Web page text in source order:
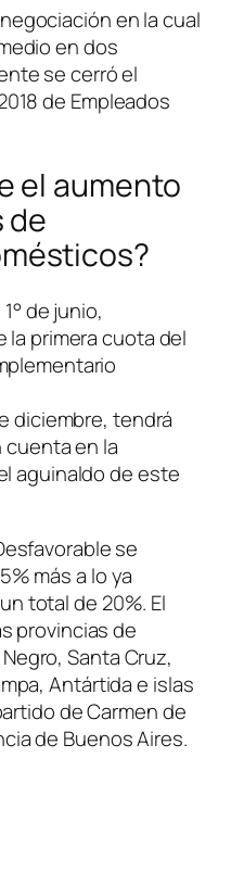
en la cual
en dos
se cerró el
de Empleados
el aumento
de
de junio,
la primera cuota del
diciembre, tendrá
en la
aguinaldo de este
se
más a lo ya
total de 20%. El
provincias de
Santa Cruz,
Antártida e islas
de Carmen de
de Buenos Aires.